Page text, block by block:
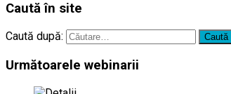
Caută în site
Caută după:
Următoarele webinarii